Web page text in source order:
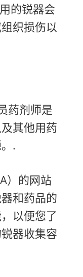
的锐器会
织损伤以
药剂师是
其他用药
.
）的网站
和药品的
以便您了
器收集容